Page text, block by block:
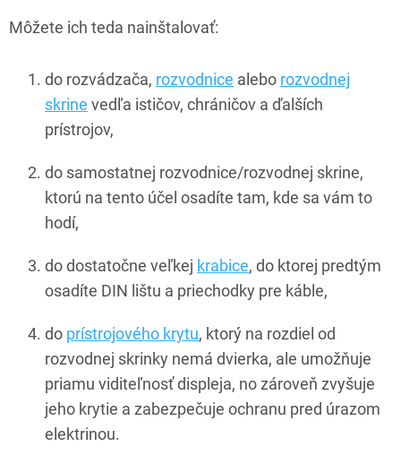
Môžete ich teda nainštalovať:
do rozvádzača, rozvodnice alebo rozvodnej
skrine vedľa ističov, chráničov a ďalších
prístrojov,
do samostatnej rozvodnice/rozvodnej skrine,
ktorú na tento účel osadíte tam, kde sa vám to
hodí,
do dostatočne veľkej krabice, do ktorej predtým
osadíte DIN lištu a priechodky pre káble,
do prístrojového krytu, ktorý na rozdiel od
rozvodnej skrinky nemá dvierka, ale umožňuje
priamu viditeľnosť displeja, no zároveň zvyšuje
jeho krytie a zabezpečuje ochranu pred úrazom
elektrinou.